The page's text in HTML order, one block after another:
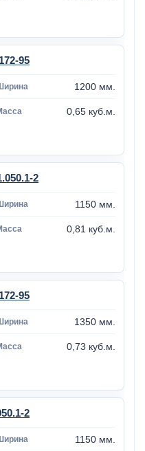
95
1200 мм.
0,65 куб.м.
2
1150 мм.
0,81 куб.м.
95
1350 мм.
0,73 куб.м.
2
1150 мм.